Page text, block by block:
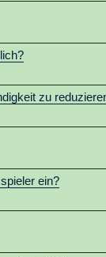
zu
ein?